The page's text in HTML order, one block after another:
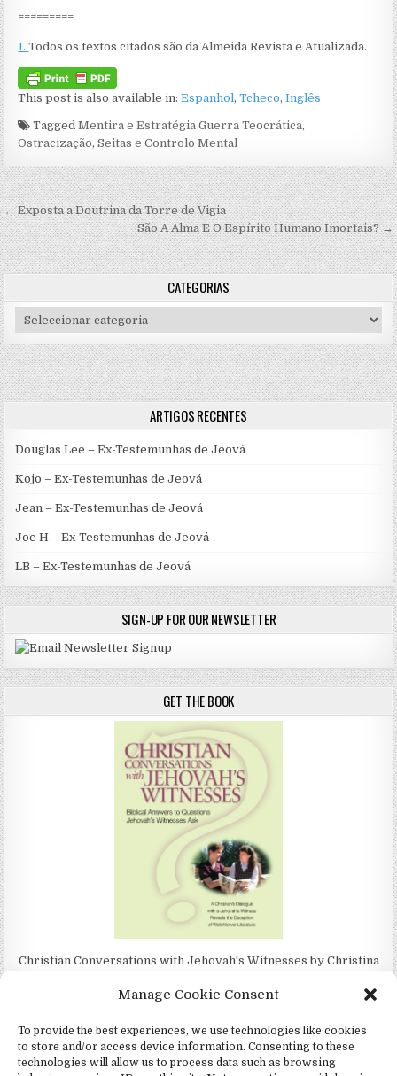
Manage Cookie Consent
To provide the best experiences, we use technologies like cookies
to store and/or access device information. Consenting to these
technologies will allow us to process data such as browsing
=========
1.Todos os textos citados são da Almeida Revista e Atualizada.
This post is also available in:Espanhol Tcheco Inglês
TaggedMentira e Estratégia Guerra Teocrática,
Ostracização,Seitas e Controlo Mental
Navegação de artigos
← Exposta a Doutrina da Torre de Vigia
São A Alma E O Espírito Humano Imortais? →
CATEGORIAS
Categorias
ARTIGOS RECENTES
Douglas Lee – Ex-Testemunhas de Jeová
Kojo – Ex-Testemunhas de Jeová
Jean – Ex-Testemunhas de Jeová
Joe H – Ex-Testemunhas de Jeová
LB – Ex-Testemunhas de Jeová
SIGN-UP FOR OUR NEWSLETTER
GET THE BOOK
Christian Conversations with Jehovah's Witnesses by Christina